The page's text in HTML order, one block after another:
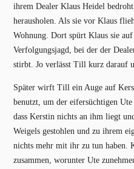
ihrem Dealer Klaus Heidel
herausholen. Als sie vor Klaus
Wohnung. Dort spürt Klaus sie
Verfolgungsjagd, bei der der
stirbt. Jo verlässt Till kurz darauf
Später wirft Till ein Auge auf
benutzt, um der eifersüchtigen
dass Kerstin nichts an ihm liegt
Weigels gestohlen und zu ihrem
nichts mehr mit ihr zu tun haben.
zusammen, worunter Ute